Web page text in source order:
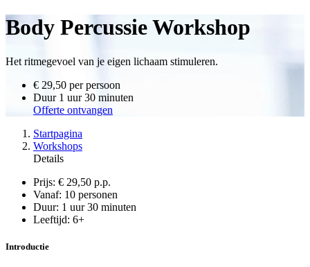
Body Percussie Workshop
Het ritmegevoel van je eigen lichaam stimuleren.
€ 29,50 per persoon
Duur1 uur 30 minuten
Offerte ontvangen
Startpagina
Workshops
Details
Prijs: € 29,50 p.p.
Vanaf: 10 personen
Duur: 1 uur 30 minuten
Leeftijd: 6+
Introductie